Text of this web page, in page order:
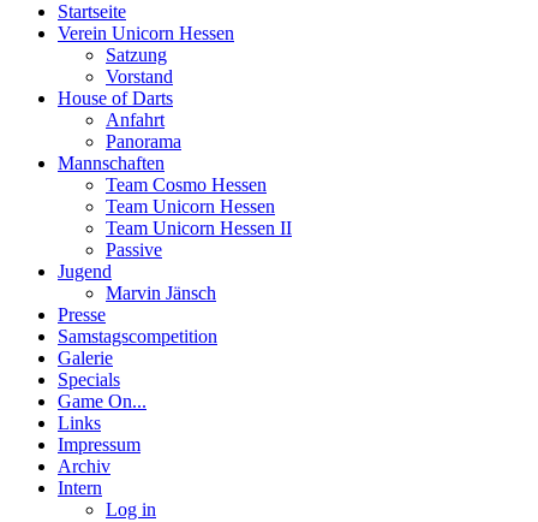
Startseite
Verein Unicorn Hessen
Satzung
Vorstand
House of Darts
Anfahrt
Panorama
Mannschaften
Team Cosmo Hessen
Team Unicorn Hessen
Team Unicorn Hessen II
Passive
Jugend
Marvin Jänsch
Presse
Samstagscompetition
Galerie
Specials
Game On...
Links
Impressum
Archiv
Intern
Log in